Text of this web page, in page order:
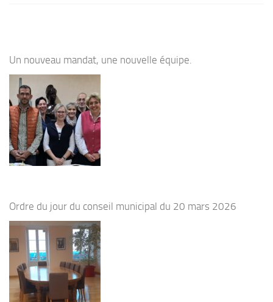
Un nouveau mandat, une nouvelle équipe.
Ordre du jour du conseil municipal du 20 mars 2026